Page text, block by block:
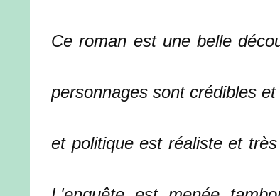
Ce roman est une belle
personnages sont crédibles
et politique est réaliste et